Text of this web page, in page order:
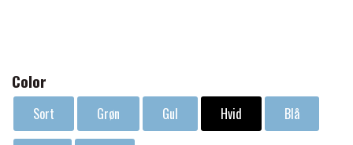
MONTÉ
PREMIER EQUINE GRIMER & TRÆKTOV
FENWICK LIQUID TITANIUM®
Color
Sort Grøn Gul Hvid Blå